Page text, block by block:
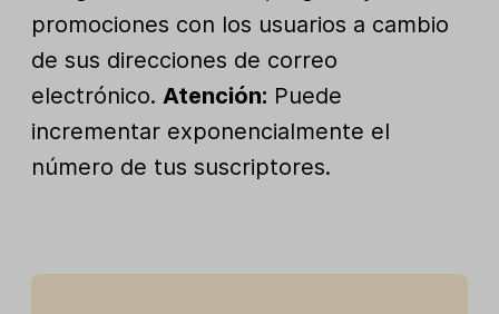
promociones con los usuarios a cambio
de sus direcciones de correo
electrónico. Atención: Puede
incrementar exponencialmente el
número de tus suscriptores.